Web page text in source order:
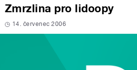
Zmrzlina pro lidoopy
14. červenec 2006